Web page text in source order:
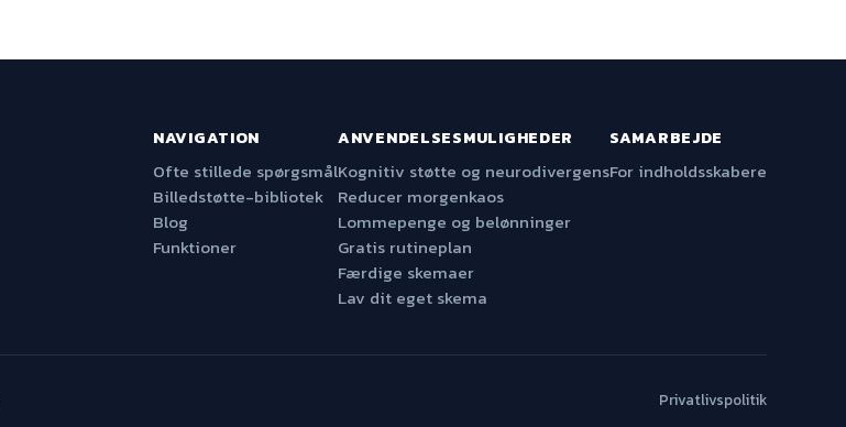
NAVIGATION
Ofte stillede spørgsmål
Billedstøtte-bibliotek
Blog
Funktioner
ANVENDELSESMULIGHEDER
Kognitiv støtte og neurodivergens
Reducer morgenkaos
Lommepenge og belønninger
Gratis rutineplan
Færdige skemaer
Lav dit eget skema
SAMARBEJDE
For indholdsskabere
Privatlivspolitik